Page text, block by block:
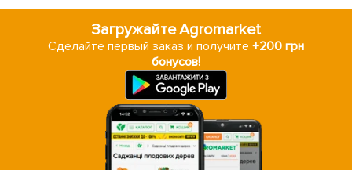
Загружайте Agromarket
Сделайте первый заказ и получите +200 грн
бонусов!